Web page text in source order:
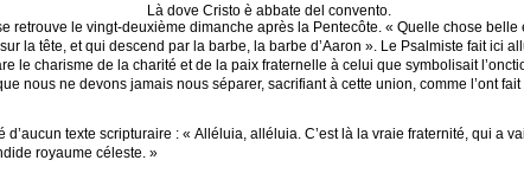
Là dove Cristo è abbate del convento.
retrouve le vingt-deuxième dimanche après la Pentecôte. « Quelle chose
la tête, et qui descend par la barbe, la barbe d’Aaron ». Le Psalmiste fait ici
le charisme de la charité et de la paix fraternelle à celui que symbolisait
nous ne devons jamais nous séparer, sacrifiant à cette union, comme l’ont
d’aucun texte scripturaire : « Alléluia, alléluia. C’est là la vraie fraternité, qui a
royaume céleste. »